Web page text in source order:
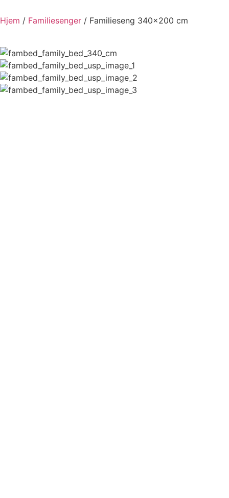
Hjem / Familiesenger / Familieseng 340×200 cm